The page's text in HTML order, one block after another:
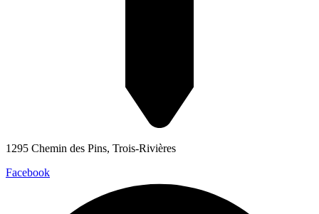
1295 Chemin des Pins, Trois-Rivières
Facebook